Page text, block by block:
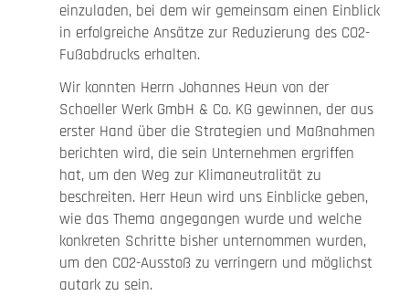
einzuladen, bei dem wir gemeinsam einen Einblick
in erfolgreiche Ansätze zur Reduzierung des CO2-
Fußabdrucks erhalten.
Wir konnten Herrn Johannes Heun von der
Schoeller Werk GmbH & Co. KG gewinnen, der aus
erster Hand über die Strategien und Maßnahmen
berichten wird, die sein Unternehmen ergriffen
hat, um den Weg zur Klimaneutralität zu
beschreiten. Herr Heun wird uns Einblicke geben,
wie das Thema angegangen wurde und welche
konkreten Schritte bisher unternommen wurden,
um den CO2-Ausstoß zu verringern und möglichst
autark zu sein.